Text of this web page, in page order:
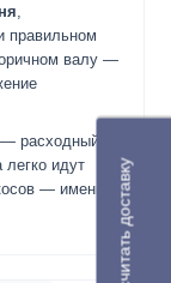
правильном
валу —
— расходный
идут
— именно
Рассчитать доставку